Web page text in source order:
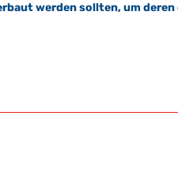
werden sollten, um deren